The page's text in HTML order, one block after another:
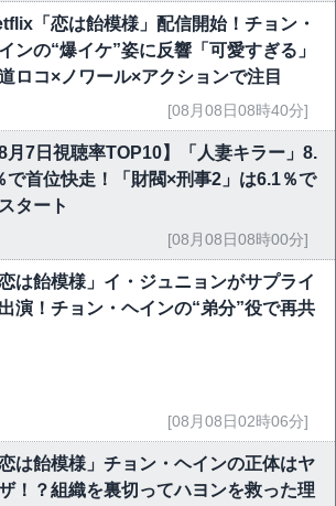
「恋は飴模様」配信開始！チョン・
ンの“爆イケ”姿に反響「可愛すぎる」
ロコ×ノワール×アクションで注目
[08月08日08時40分]
8月7日視聴率TOP10】「人妻キラー」8.
で首位快走！「財閥×刑事2」は6.1％で
タート
[08月08日08時00分]
恋は飴模様」イ・ジュニョンがサプライ
演！チョン・ヘインの“弟分”役で再共
[08月08日02時06分]
恋は飴模様」チョン・ヘインの正体はヤ
！？組織を裏切ってハヨンを救った理